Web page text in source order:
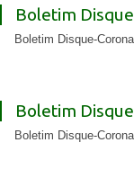
Boletim
Boletim Disque-
Boletim
Boletim Disque-